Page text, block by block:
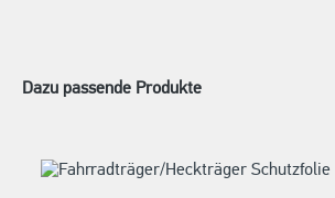
Dazu passende Produkte